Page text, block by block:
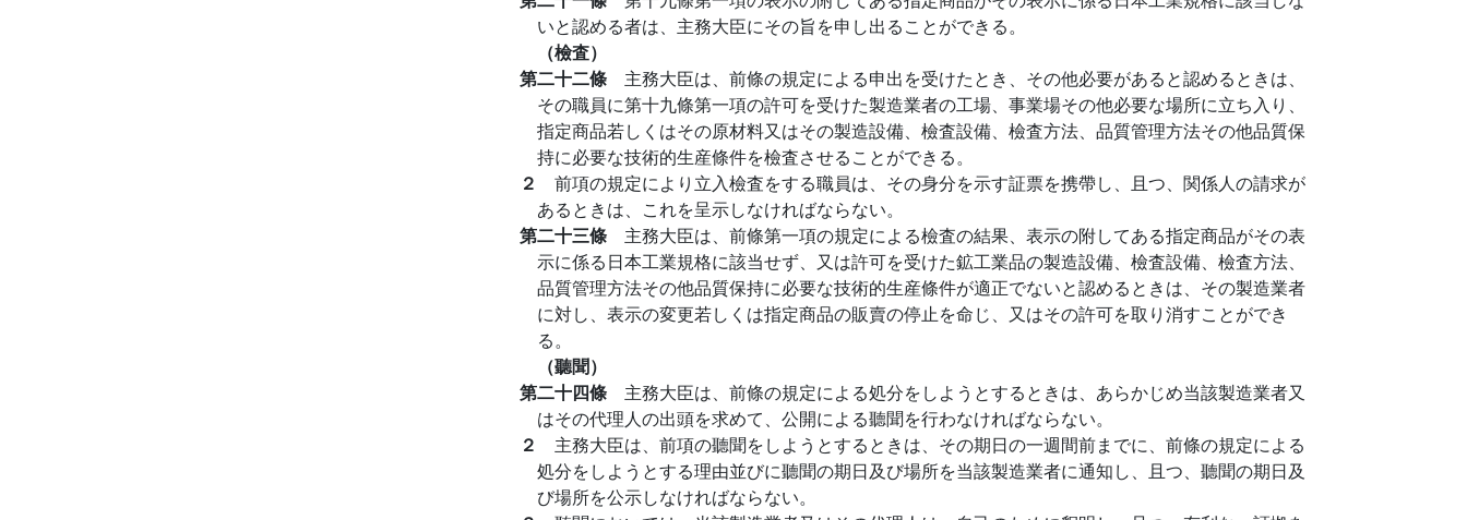
いと認める者は、主務大臣にその旨を申し出ることができる。
（檢査）
第二十二條 主務大臣は、前條の規定による申出を受けたとき、その他必要があると認めるときは、
その職員に第十九條第一項の許可を受けた製造業者の工場、事業場その他必要な場所に立ち入り、
指定商品若しくはその原材料又はその製造設備、檢査設備、檢査方法、品質管理方法その他品質保
持に必要な技術的生産條件を檢査させることができる。
２ 前項の規定により立入檢査をする職員は、その身分を示す証票を携帶し、且つ、関係人の請求が
あるときは、これを呈示しなければならない。
第二十三條 主務大臣は、前條第一項の規定による檢査の結果、表示の附してある指定商品がその表
示に係る日本工業規格に該当せず、又は許可を受けた鉱工業品の製造設備、檢査設備、檢査方法、
品質管理方法その他品質保持に必要な技術的生産條件が適正でないと認めるときは、その製造業者
に対し、表示の変更若しくは指定商品の販賣の停止を命じ、又はその許可を取り消すことができ
る。
（聽聞）
第二十四條 主務大臣は、前條の規定による処分をしようとするときは、あらかじめ当該製造業者又
はその代理人の出頭を求めて、公開による聽聞を行わなければならない。
２ 主務大臣は、前項の聽聞をしようとするときは、その期日の一週間前までに、前條の規定による
処分をしようとする理由並びに聽聞の期日及び場所を当該製造業者に通知し、且つ、聽聞の期日及
び場所を公示しなければならない。